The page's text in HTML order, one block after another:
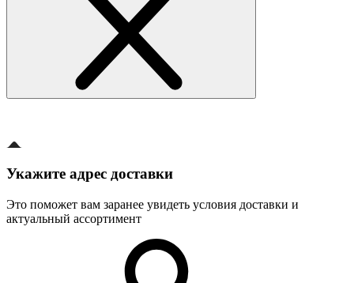
Укажите адрес доставки
Это поможет вам заранее увидеть условия доставки и
актуальный ассортимент